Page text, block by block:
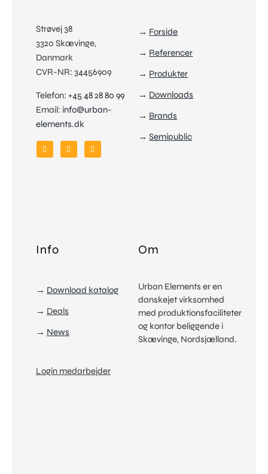
Strøvej 38
3320 Skævinge,
Danmark
CVR-NR: 34456909
Telefon: +45 48 28 80 99
Email: info@urban-
elements.dk
→ Forside
→ Referencer
→ Produkter
→ Downloads
→ Brands
→Semipublic
Info
→ Download katalog
→ Deals
→ News
Login medarbejder
Om
Urban Elements er en
danskejet virksomhed
med produktionsfaciliteter
og kontor beliggende i
Skævinge, Nordsjælland.
Produkter
Viden
Skriv eller ring